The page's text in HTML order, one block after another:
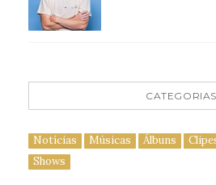
CATEGORIAS
Notícias Músicas Álbuns
Shows